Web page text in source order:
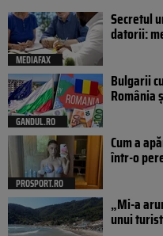
MEDIAFAX
Secretul
datorii:
GANDUL.RO
Bulgarii
România
PROSPORT.RO
Cum a
într-o
„Mi-a
unui